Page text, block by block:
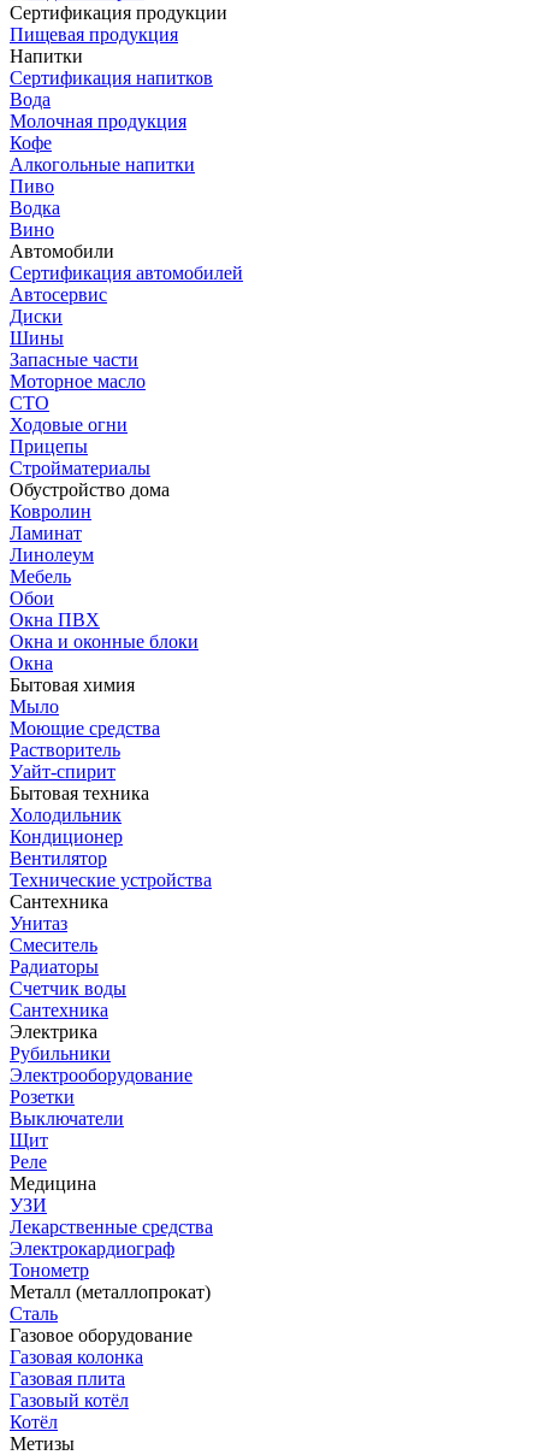
Сертификация продукции
Пищевая продукция
Напитки
Сертификация напитков
Вода
Молочная продукция
Кофе
Алкогольные напитки
Пиво
Водка
Вино
Автомобили
Сертификация автомобилей
Автосервис
Диски
Шины
Запасные части
Моторное масло
СТО
Ходовые огни
Прицепы
Стройматериалы
Обустройство дома
Ковролин
Ламинат
Линолеум
Мебель
Обои
Окна ПВХ
Окна и оконные блоки
Окна
Бытовая химия
Мыло
Моющие средства
Растворитель
Уайт-спирит
Бытовая техника
Холодильник
Кондиционер
Вентилятор
Технические устройства
Сантехника
Унитаз
Смеситель
Радиаторы
Счетчик воды
Сантехника
Электрика
Рубильники
Электрооборудование
Розетки
Выключатели
Щит
Реле
Медицина
УЗИ
Лекарственные средства
Электрокардиограф
Тонометр
Металл (металлопрокат)
Сталь
Газовое оборудование
Газовая колонка
Газовая плита
Газовый котёл
Котёл
Метизы